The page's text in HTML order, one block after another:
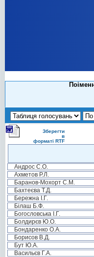
Зберегти
в
форматі RTF
Андрос С.О.
Ахметов Р.Л.
Баранов-Мохорт С.М.
Бахтеєва Т.Д.
Бережна І.Г.
Білаш Б.Ф.
Богословська І.Г.
Болдирєв Ю.О.
Бондаренко О.А.
Борисов В.Д.
Бут Ю.А.
Васильєв Г.А.